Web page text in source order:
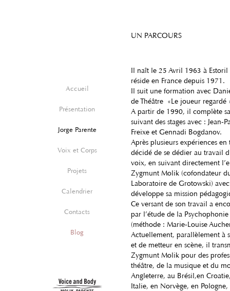
Accueil
Présentation
Jorge Parente
Voix et Corps
Projets
Calendrier
Contacts
Blog
UN PARCOURS
Il naît le 25 Avril 1963 à Estoril
réside en France depuis 1971.
Il suit une formation avec
de Théâtre «Le joueur
A partir de 1990, il complète
suivant des stages avec : Jean-
Freixe et Gennadi Bogdanov.
Après plusieurs expériences en
décidé de se dédier au travail
voix, en suivant directement
Zygmunt Molik (cofondateur
Laboratoire de Grotowski)
développe sa mission
Ce versant de son travail a
par l’étude de la
(méthode : Marie-Louise
Actuellement, parallèlement à
et de metteur en scène, il
Zygmunt Molik pour des
théâtre, de la musique et du
Angleterre, au Brésil,en
Italie, en Norvège, en